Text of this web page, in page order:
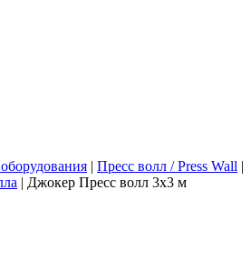
| Пресс волл / Press Wall |
| Джокер Пресс волл 3х3 м